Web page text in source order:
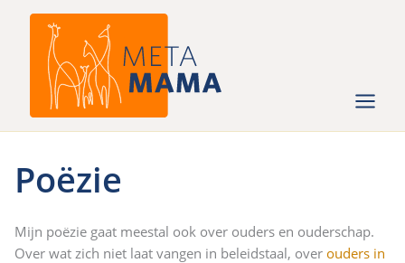
Poëzie
Mijn poëzie gaat meestal ook over ouders en ouderschap.
Over wat zich niet laat vangen in beleidstaal, over ouders in